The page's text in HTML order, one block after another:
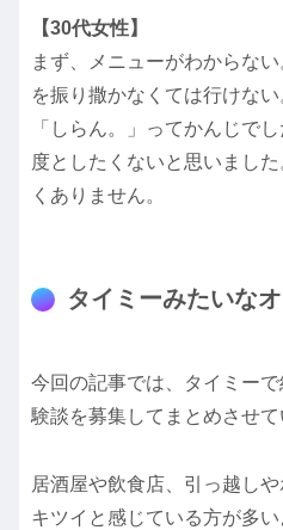
【30代女性】
まず、メニューがわからな
を振り撒かなくては行けない
「しらん。」ってかんじで
度としたくないと思いまし
くありません。
タイミーみたいな
今回の記事では、タイミー
験談を募集してまとめさせて
居酒屋や飲食店、引っ越し
キツイと感じている方が多い